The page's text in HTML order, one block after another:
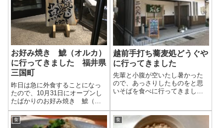
お好み焼き 鯱（オルカ）
に行ってきました 福井県
三国町
昨日は急に外食することになっ
たので、10月31日にオープンし
たばかりのお好み焼き 鯱（オ
ルカ）さんに行ってきました。
越前手打ち蕎麦処どうぐや
に行ってきました
先輩と小腹が空いたし暑かった
ので、あっさりしたものをと思
いそばを食べに行ってきまし
食 食